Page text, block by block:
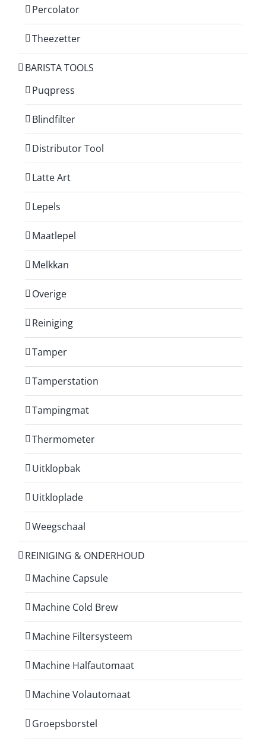
Percolator
Theezetter
BARISTA TOOLS
Puqpress
Blindfilter
Distributor Tool
Latte Art
Lepels
Maatlepel
Melkkan
Overige
Reiniging
Tamper
Tamperstation
Tampingmat
Thermometer
Uitklopbak
Uitkloplade
Weegschaal
REINIGING & ONDERHOUD
Machine Capsule
Machine Cold Brew
Machine Filtersysteem
Machine Halfautomaat
Machine Volautomaat
Groepsborstel